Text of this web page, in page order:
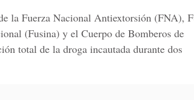
la Fuerza Nacional Antiextorsión (FNA),
(Fusina) y el Cuerpo de Bomberos de
total de la droga incautada durante dos